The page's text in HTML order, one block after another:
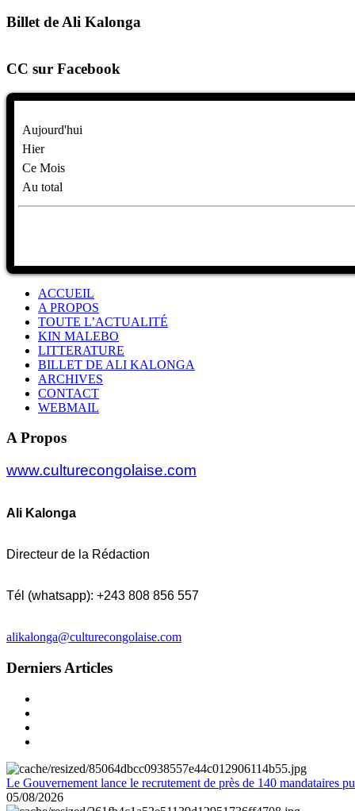
Billet de Ali Kalonga
CC sur Facebook
Aujourd'hui
Hier
Ce Mois
Au total
ACCUEIL
A PROPOS
TOUTE L’ACTUALITÉ
KIN MALEBO
LITTERATURE
BILLET DE ALI KALONGA
ARCHIVES
CONTACT
WEBMAIL
A Propos
www.culturecongolaise.com
Ali Kalonga
Directeur de la Rédaction
Tél (whatsapp): +243 808 856 557
alikalonga@culturecongolaise.com
Derniers Articles
Le Gouvernement lance le recrutement de près de 140 mandataires
05/08/2026